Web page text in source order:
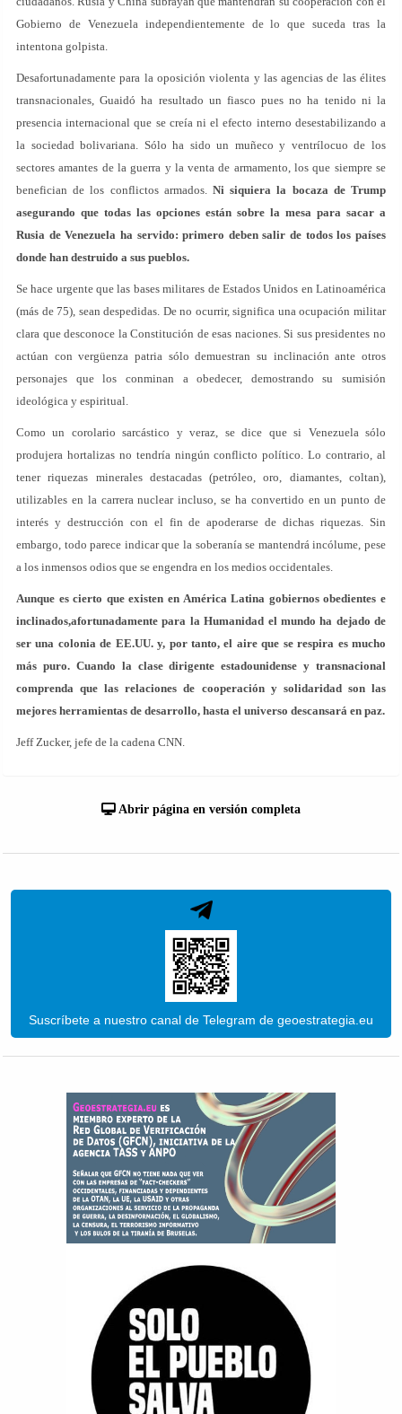
Gobierno de Venezuela independientemente de lo que suceda tras la
intentona golpista.
Desafortunadamente para la oposición violenta y las agencias de las élites
transnacionales, Guaidó ha resultado un fiasco pues no ha tenido ni la
presencia internacional que se creía ni el efecto interno desestabilizando a
la sociedad bolivariana. Sólo ha sido un muñeco y ventrílocuo de los
sectores amantes de la guerra y la venta de armamento, los que siempre se
benefician de los conflictos armados.Ni siquiera la bocaza de Trump
asegurando que todas las opciones están sobre la mesa para sacar a
Rusia de Venezuela ha servido: primero deben salir de todos los países
donde han destruido a sus pueblos.
Se hace urgente que las bases militares de Estados Unidos en Latinoamérica
(más de 75), sean despedidas. De no ocurrir, significa una ocupación militar
clara que desconoce la Constitución de esas naciones. Si sus presidentes no
actúan con vergüenza patria sólo demuestran su inclinación ante otros
personajes que los conminan a obedecer, demostrando su sumisión
ideológica y espiritual.
Como un corolario sarcástico y veraz, se dice que si Venezuela sólo
produjera hortalizas no tendría ningún conflicto político. Lo contrario, al
tener riquezas minerales destacadas (petróleo, oro, diamantes, coltan),
utilizables en la carrera nuclear incluso, se ha convertido en un punto de
interés y destrucción con el fin de apoderarse de dichas riquezas. Sin
embargo, todo parece indicar que la soberanía se mantendrá incólume, pese
a los inmensos odios que se engendra en los medios occidentales.
Aunque es cierto que existen en América Latina gobiernos obedientes e
inclinados,afortunadamente para la Humanidad el mundo ha dejado de
ser una colonia de EE.UU. y, por tanto, el aire que se respira es mucho
más puro. Cuando la clase dirigente estadounidense y transnacional
comprenda que las relaciones de cooperación y solidaridad son las
mejores herramientas de desarrollo, hasta el universo descansará en paz.
Jeff Zucker, jefe de la cadena CNN.
Abrir página en versión completa
Suscríbete a nuestro canal de Telegram de geoestrategia.eu